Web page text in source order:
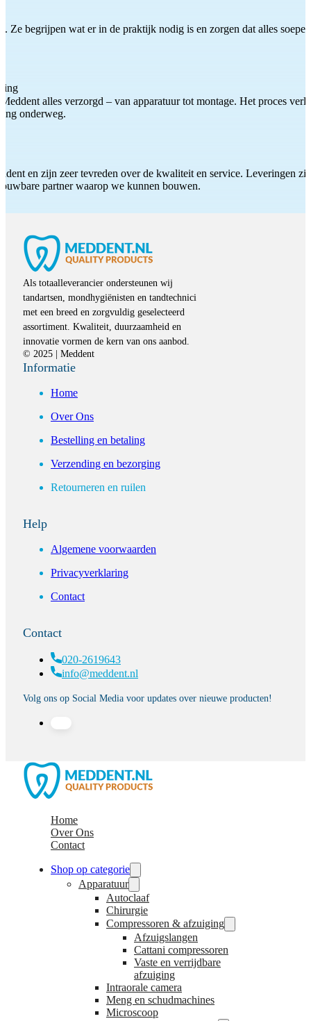
Ze begrijpen wat er in de praktijk nodig is en zorgen dat alles
alles verzorgd – van apparatuur tot montage. Het proces
onderweg.
en zijn zeer tevreden over de kwaliteit en service. Leveringen
partner waarop we kunnen bouwen.
Als totaalleverancier ondersteunen wij
tandartsen, mondhygiënisten en tandtechnici
met een breed en zorgvuldig geselecteerd
assortiment. Kwaliteit, duurzaamheid en
innovatie vormen de kern van ons aanbod.
© 2025 | Meddent
Informatie
Home
Over Ons
Bestelling en betaling
Verzending en bezorging
Retourneren en ruilen
Help
Algemene voorwaarden
Privacyverklaring
Contact
Contact
020-2619643
info@meddent.nl
Volg ons op Social Media voor updates over nieuwe producten!
Home
Over Ons
Contact
Shop op categorie
Apparatuur
Autoclaaf
Chirurgie
Compressoren & afzuiging
Afzuigslangen
Cattani compressoren
Vaste en verrijdbare
afzuiging
Intraorale camera
Meng en schudmachines
Microscoop